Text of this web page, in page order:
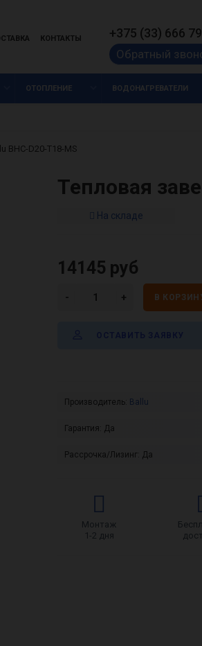
КОНТАКТЫ +375 (33) 666
Обратный
ОТОПЛЕНИЕ ВОДОНАГРЕВАТЕЛИ
BHC-D20-T18-MS
Тепловая
На складе
14145 руб
В
Производитель: Ballu
Гарантия: Да
Рассрочка/Лизинг: Да
Монтаж
1-2 дня